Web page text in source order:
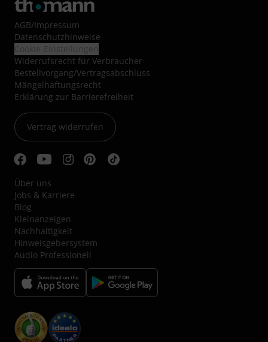
AGB/Impressum
Datenschutzhinweise
Widerrufsrecht für Verbraucher
Bestellvorgang/Vertragsabschluss
Mängelhaftungsrecht
Erklärung zur Barrierefreiheit
Vertrag widerrufen
Über uns
Jobs & Karriere
Blog
Kleinanzeigen
Nachhaltigkeit
Hinweisgebersystem
Audio Professionell